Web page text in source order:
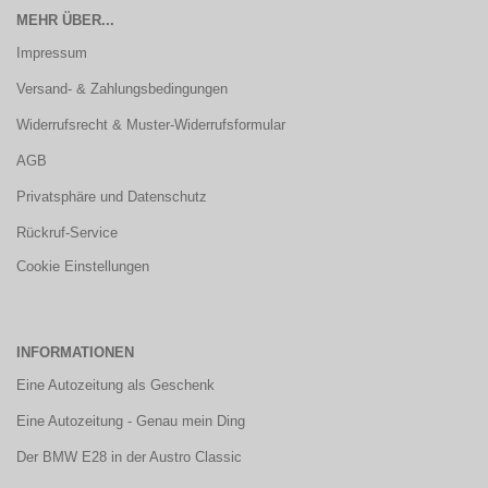
MEHR ÜBER...
Impressum
Versand- & Zahlungsbedingungen
Widerrufsrecht & Muster-Widerrufsformular
AGB
Privatsphäre und Datenschutz
Rückruf-Service
Cookie Einstellungen
INFORMATIONEN
Eine Autozeitung als Geschenk
Eine Autozeitung - Genau mein Ding
Der BMW E28 in der Austro Classic